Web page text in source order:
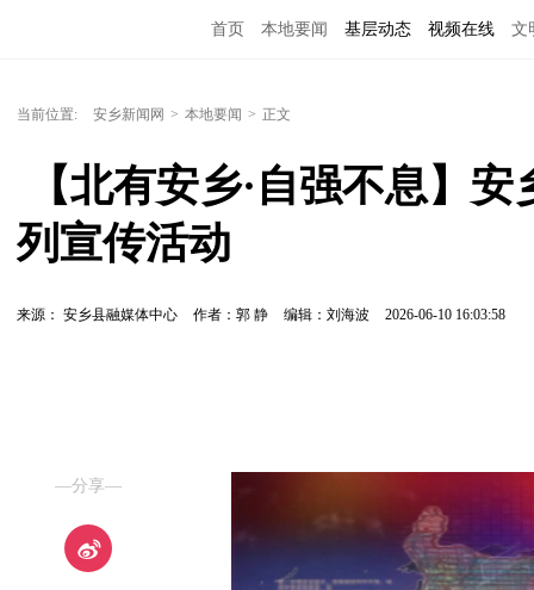
首页 本地要闻 基层动态 视频在线 文
当前位置: 安乡新闻网 > 本地要闻 > 正文
列宣传活动
来源： 安乡县融媒体中心 作者：郭 静 编辑：刘海波 2026-06-10 16:03:58
—分享—